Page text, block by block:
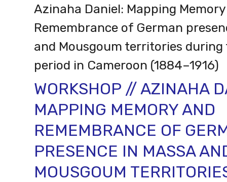
Azinaha Daniel: Mapping
Remembrance of German
and Mousgoum territories during
period in Cameroon (1884–1916)
WORKSHOP // AZINAHA
MAPPING MEMORY AND
REMEMBRANCE OF
PRESENCE IN MASSA
MOUSGOUM